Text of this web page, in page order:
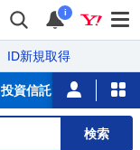
i
ID新規取得
投資信託 ニュース
検索